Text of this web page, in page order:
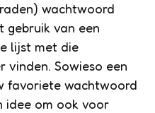
wachtwoord
gebruik van een
lijst met die
vinden. Sowieso een
favoriete wachtwoord
idee om ook voor